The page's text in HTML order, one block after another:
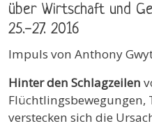
über Wirtschaft und
25.-27. 2016
Impuls von Anthony
Hinter den Schlagzeilen
verstecken sich die